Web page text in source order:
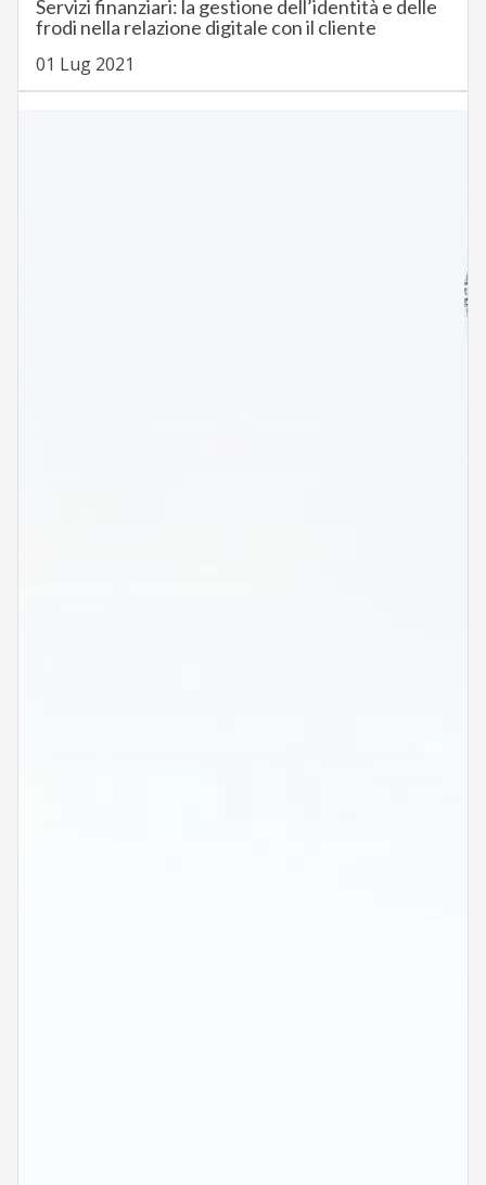
Servizi finanziari: la gestione dell’identità e delle
frodi nella relazione digitale con il cliente
01 Lug 2021